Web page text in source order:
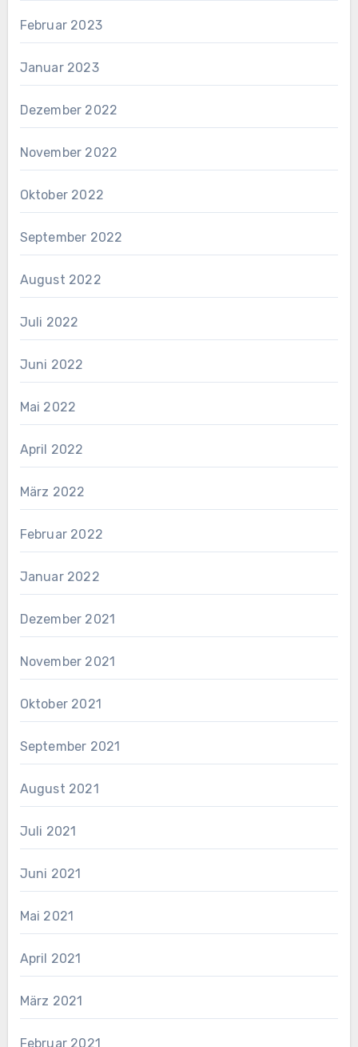
Februar 2023
Januar 2023
Dezember 2022
November 2022
Oktober 2022
September 2022
August 2022
Juli 2022
Juni 2022
Mai 2022
April 2022
März 2022
Februar 2022
Januar 2022
Dezember 2021
November 2021
Oktober 2021
September 2021
August 2021
Juli 2021
Juni 2021
Mai 2021
April 2021
März 2021
Februar 2021